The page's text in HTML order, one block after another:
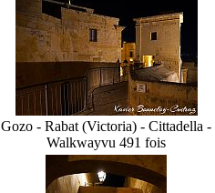
Gozo - Rabat (Victoria) - Cittadella -
Walkwayvu 491 fois